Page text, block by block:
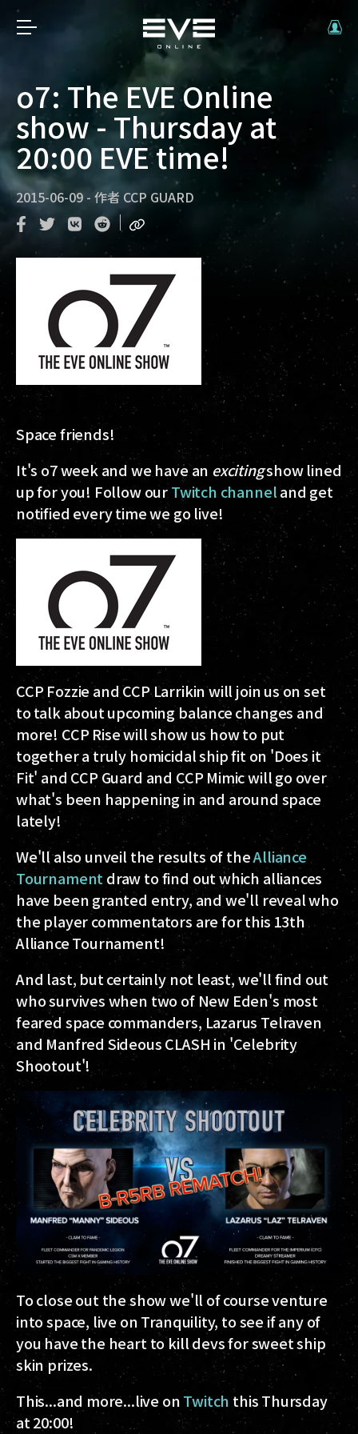
o7: The EVE Online
show - Thursday at
20:00 EVE time!
2015-06-09 - 作者 CCP GUARD
Space friends!
It'so7week and we have an excitingshow lined
up for you! Follow ourTwitch channeland get
notified every time we go live!
CCP Fozzie and CCP Larrikin will join us on set
to talk about upcoming balance changes and
more! CCP Rise will show us how to put
together a truly homicidal ship fit on 'Does it
Fit' and CCP Guard and CCP Mimic will go over
what's been happening in and around space
lately!
We'll also unveil the results of theAlliance
Tournament draw to find out which alliances
have been granted entry, and we'll reveal who
the player commentators are for this 13th
Alliance Tournament!
And last, but certainly not least, we'll find out
who survives when two of New Eden's most
feared space commanders, Lazarus Telraven
and Manfred Sideous CLASH in 'Celebrity
Shootout'!
To close out the show we'll of course venture
into space, live on Tranquility, to see if any of
you have the heart to kill devs for sweet ship
skin prizes.
This...and more...live onTwitch this Thursday
at 20:00!